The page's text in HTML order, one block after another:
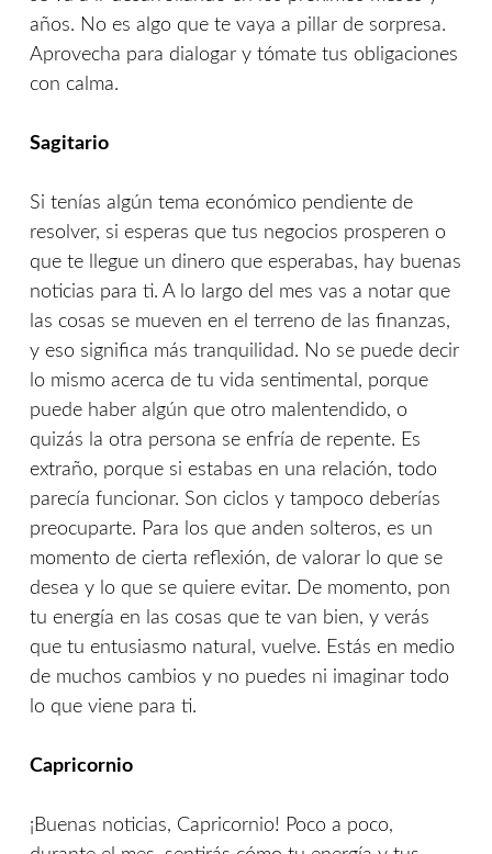
años. No es algo que te vaya a pillar de sorpresa.
Aprovecha para dialogar y tómate tus obligaciones
con calma.
Sagitario
Si tenías algún tema económico pendiente de
resolver, si esperas que tus negocios prosperen o
que te llegue un dinero que esperabas, hay buenas
noticias para ti. A lo largo del mes vas a notar que
las cosas se mueven en el terreno de las finanzas,
y eso significa más tranquilidad. No se puede decir
lo mismo acerca de tu vida sentimental, porque
puede haber algún que otro malentendido, o
quizás la otra persona se enfría de repente. Es
extraño, porque si estabas en una relación, todo
parecía funcionar. Son ciclos y tampoco deberías
preocuparte. Para los que anden solteros, es un
momento de cierta reflexión, de valorar lo que se
desea y lo que se quiere evitar. De momento, pon
tu energía en las cosas que te van bien, y verás
que tu entusiasmo natural, vuelve. Estás en medio
de muchos cambios y no puedes ni imaginar todo
lo que viene para ti.
Capricornio
¡Buenas noticias, Capricornio! Poco a poco,